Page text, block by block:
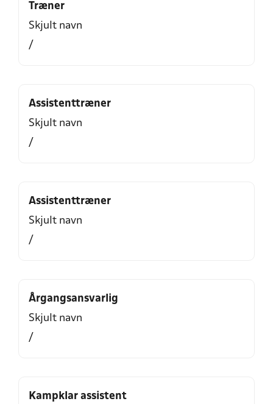
Træner
Skjult navn
/
Assistenttræner
Skjult navn
/
Assistenttræner
Skjult navn
/
Årgangsansvarlig
Skjult navn
/
Kampklar assistent